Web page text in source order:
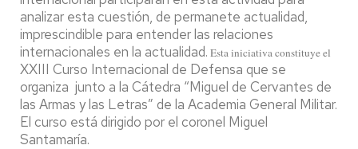
analizar esta cuestión, de permanete actualidad,
imprescindible para entender las relaciones
internacionales en la actualidad. Esta iniciativa constituye el
XXIII Curso Internacional de Defensa que se
organiza junto a la Cátedra “Miguel de Cervantes de
las Armas y las Letras” de la Academia General Militar.
El curso está dirigido por el coronel Miguel
Santamaría.